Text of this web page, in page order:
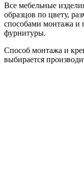
Все мебельные
образцов по цвету,
способами монтажа и
фурнитуры.
Способ монтажа и
выбирается